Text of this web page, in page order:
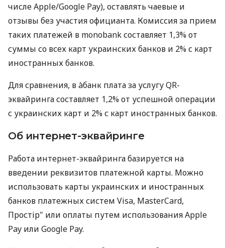
числе Apple/Google Pay), оставлять чаевые и
отзывы без участия официанта. Комиссия за прием
таких платежей в monobank составляет 1,3% от
суммы со всех карт украинских банков и 2% с карт
иностранных банков.
Для сравнения, в àбанк плата за услугу QR-
эквайринга составляет 1,2% от успешной операции
с украинских карт и 2% с карт иностранных банков.
Об интернет-эквайринге
Работа интернет-эквайринга базируется на
введении реквизитов платежной карты. Можно
использовать карты украинских и иностранных
банков платежных систем Visa, MasterCard,
Простір" или оплаты путем использования Apple
Pay или Google Pay.